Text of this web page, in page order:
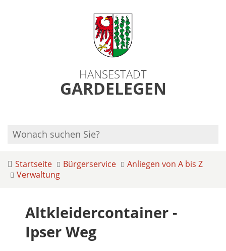
HANSESTADT
GARDELEGEN
Startseite Bürgerservice
Anliegen von A bis Z
Verwaltung
Altkleidercontainer -
Ipser Weg